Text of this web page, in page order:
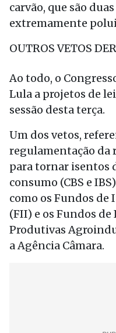
carvão, que são
extremamente
OUTROS VETOS
Ao todo, o
Lula a projetos de
sessão desta terça.
Um dos vetos,
regulamentação da
para tornar isentos
consumo (CBS e
como os Fundos
(FII) e os Fundos
Produtivas
a Agência Câmara.